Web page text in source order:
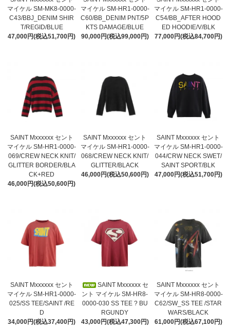
マイケル SM-MK8-0000-
C43/BBJ_DENIM SHIR
T/REGID/BLUE
47,000円(税込51,700円)
マイケル SM-HR1-0000-
C60/BB_DENIM PNT/5P
KTS DAMAGE/BLUE
90,000円(税込99,000円)
マイケル SM-HR1-0000-
C54/BB_AFTER HOOD
ED HOODIE/V/BLK
77,000円(税込84,700円)
SAINT Mxxxxxx セント
マイケル SM-HR1-0000-
069/CREW NECK KNIT/
GLITTER BORDER/BLA
CK+RED
46,000円(税込50,600円)
SAINT Mxxxxxx セント
マイケル SM-HR1-0000-
068/CREW NECK KNIT/
GLITTER/BLACK
46,000円(税込50,600円)
SAINT Mxxxxxx セント
マイケル SM-HR1-0000-
044/CRW NECK SWET/
SAINT SPORT/BLK
47,000円(税込51,700円)
SAINT Mxxxxxx セント
マイケル SM-HR1-0000-
025/SS TEE/SAINT /RE
D
34,000円(税込37,400円)
SAINT Mxxxxxx セ
ント マイケル SM-HR8-
0000-030 SS TEE ? BU
RGUNDY
43,000円(税込47,300円)
SAINT Mxxxxxx セント
マイケル SM-HR8-0000-
C62/SW_SS TEE /STAR
WARS/BLACK
61,000円(税込67,100円)